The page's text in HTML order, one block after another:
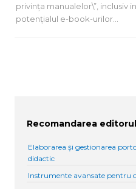
privința manualelor\”, inclusiv
potențialul e-book-urilor…
Recomandarea
Elaborarea și gestionarea
didactic
Instrumente avansate pentru